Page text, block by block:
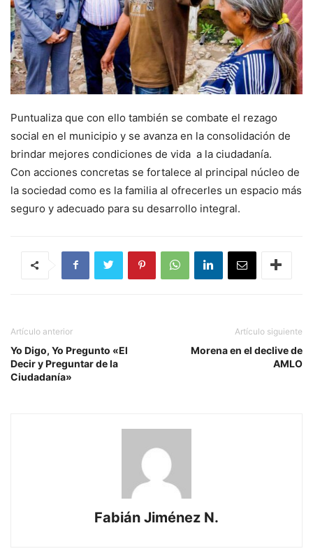
Puntualiza que con ello también se combate el rezago
social en el municipio y se avanza en la consolidación de
brindar mejores condiciones de vida a la ciudadanía.
Con acciones concretas se fortalece al principal núcleo de
la sociedad como es la familia al ofrecerles un espacio más
seguro y adecuado para su desarrollo integral.
Artículo anterior
Yo Digo, Yo Pregunto «El
Decir y Preguntar de la
Ciudadanía»
Artículo siguiente
Morena en el declive de
AMLO
Fabián Jiménez N.